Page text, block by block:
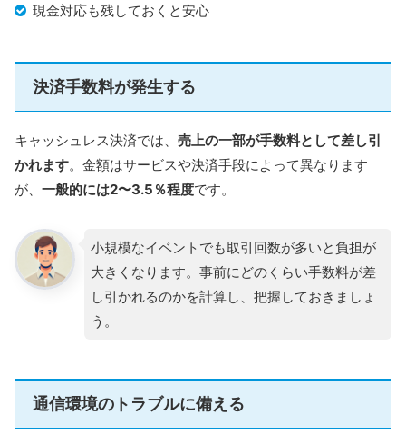
現金対応も残しておくと安心
決済手数料が発生する
キャッシュレス決済では、 売上の一部が手数料として差し引
かれます。金額はサービスや決済手段によって異なります
が、 一般的には2〜3.5％程度です。
小規模なイベントでも取引回数が多いと負担が
大きくなります。事前にどのくらい手数料が差
し引かれるのかを計算し、把握しておきましょ
う。
通信環境のトラブルに備える